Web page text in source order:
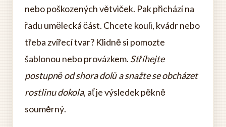
nebo poškozených větviček. Pak přichází na
řadu umělecká část. Chcete kouli, kvádr nebo
třeba zvířecí tvar? Klidně si pomozte
šablonou nebo provázkem. Stříhejte
postupně od shora dolů a snažte se obcházet
rostlinu dokola, ať je výsledek pěkně
souměrný.